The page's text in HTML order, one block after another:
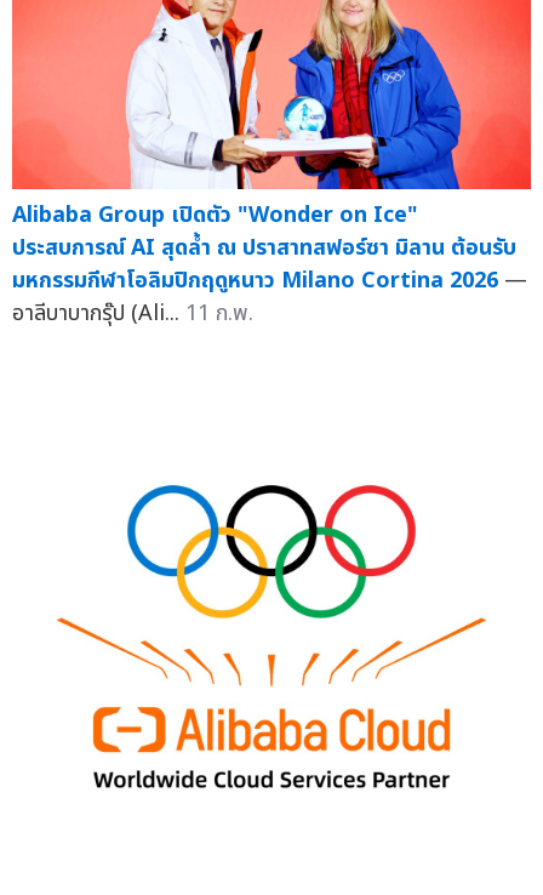
Alibaba Group เปิดตัว "Wonder on Ice"
ประสบการณ์ AI สุดล้ำ ณ ปราสาทสฟอร์ซา มิลาน ต้อนรับ
มหกรรมกีฬาโอลิมปิกฤดูหนาว Milano Cortina 2026 —
อาลีบาบากรุ๊ป (Ali... 11 ก.พ.